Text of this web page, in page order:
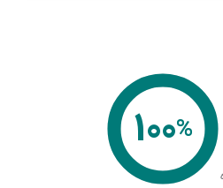
%
100